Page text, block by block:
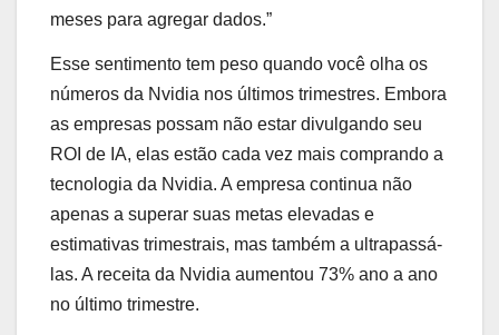
meses para agregar dados.”
Esse sentimento tem peso quando você olha os
números da Nvidia nos últimos trimestres. Embora
as empresas possam não estar divulgando seu
ROI de IA, elas estão cada vez mais comprando a
tecnologia da Nvidia. A empresa continua não
apenas a superar suas metas elevadas e
estimativas trimestrais, mas também a ultrapassá-
las. A receita da Nvidia aumentou 73% ano a ano
no último trimestre.